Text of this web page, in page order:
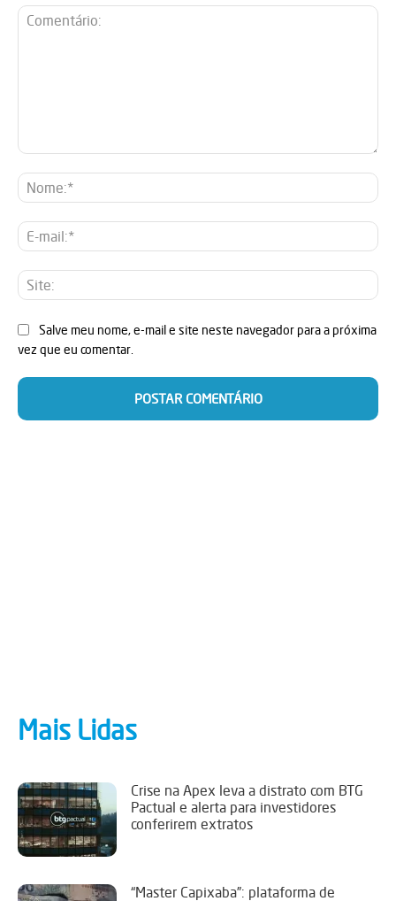
E-
Salve meu nome, e-mail e site neste navegador para a próxima
vez que eu comentar.
Mais Lidas
Crise na Apex leva a distrato com BTG
Pactual e alerta para investidores
conferirem extratos
“Master Capixaba”: plataforma de